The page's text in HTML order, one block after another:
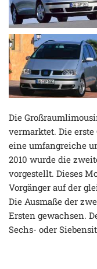
Die
vermarktet. Die
eine umfangreiche
2010 wurde die
vorgestellt. Dieses
Vorgänger auf der
Die Ausmaße der
Ersten gewachsen.
Sechs- oder